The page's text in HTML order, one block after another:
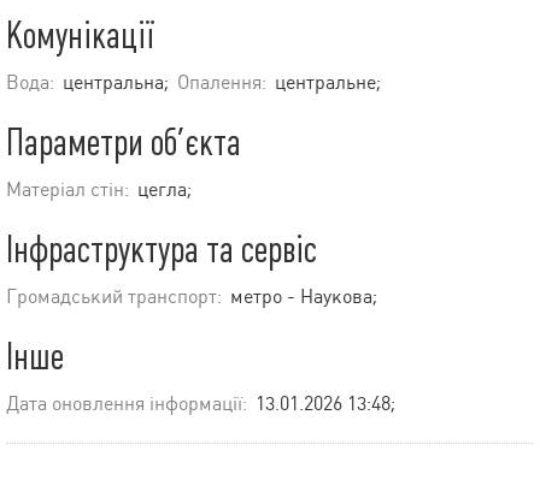
Комунікації
Вода: центральна; Опалення: центральне;
Параметри об’єкта
Матеріал стін: цегла;
Інфраструктура та сервіс
Громадський транспорт: метро - Наукова;
Інше
Дата оновлення інформації: 13.01.2026 13:48;